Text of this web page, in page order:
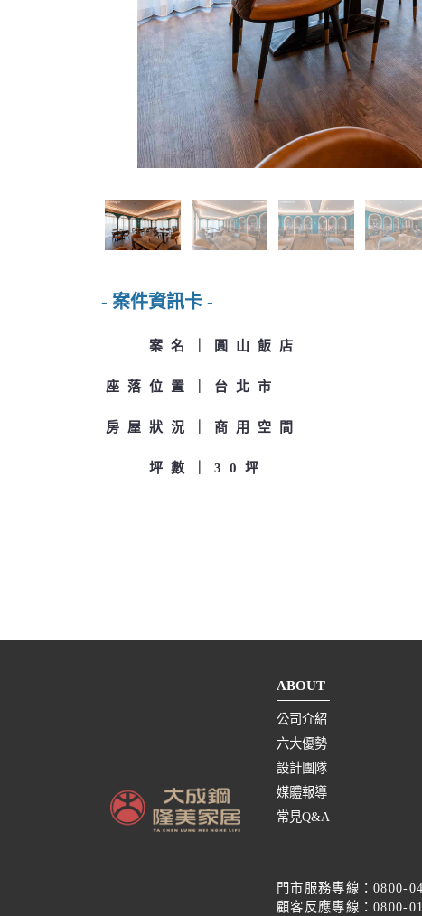
- 案件資訊卡 -
案名 圓山飯店
座落位置 台北市
房屋狀況 商用空間
坪數 30坪
ABOUT
公司介紹
六大優勢
設計團隊
媒體報導
常見Q&A
門市服務專線：0800-
顧客反應專線：0800-